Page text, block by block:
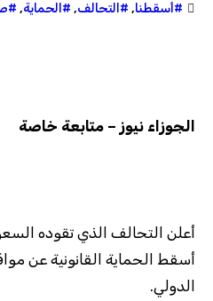
#أسقطنا, #التحالف, #الحماية,
الجوزاء نيوز – متابعة خاصة
أعلن التحالف الذي تقوده
أسقط الحماية القانونية عن
الدولي.